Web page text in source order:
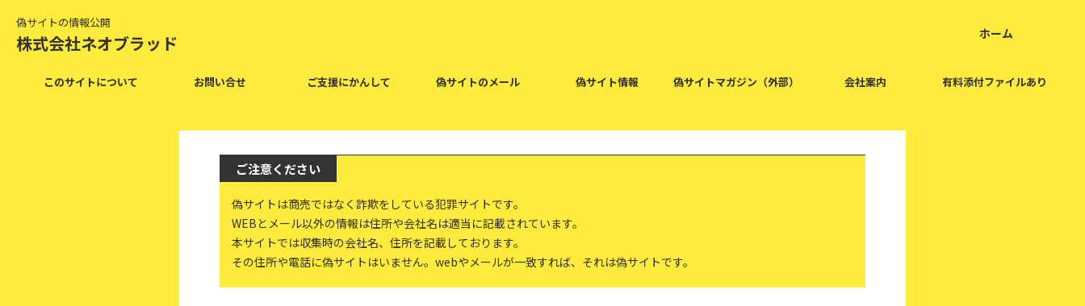
偽サイトの情報公開
株式会社ネオブラッド ホーム
このサイトについて お問い合せ ご支援にかんして 偽サイトのメール 偽サイト情報 偽サイトマガジン（外部） 会社案内 有料添付ファイルあり
ご注意ください
偽サイトは商売ではなく詐欺をしている犯罪サイトです。
WEBとメール以外の情報は住所や会社名は適当に記載されています。
本サイトでは収集時の会社名、住所を記載しております。
その住所や電話に偽サイトはいません。webやメールが一致すれば、それは偽サイトです。